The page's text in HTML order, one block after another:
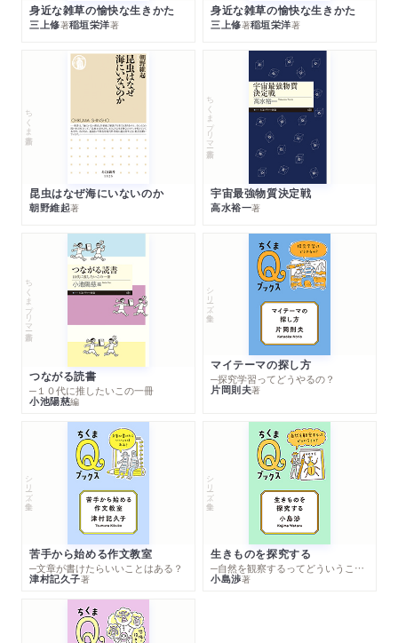
身近な雑草の愉快な生きかた
三上修著稲垣栄洋著
身近な雑草の愉快な生きかた
三上修著稲垣栄洋著
ちくま新書
昆虫はなぜ海にいないのか
朝野維起著
ちくまプリマー新書
宇宙最強物質決定戦
高水裕一著
ちくまプリマー新書
つながる読書
─１０代に推したいこの一冊
小池陽慈編
シリーズ・全集
マイテーマの探し方
─探究学習ってどうやるの？
片岡則夫著
シリーズ・全集
苦手から始める作文教室
─文章が書けたらいいことはある？
津村記久子著
シリーズ・全集
生きものを探究する
─自然を観察するってどういうこと？
小島渉著